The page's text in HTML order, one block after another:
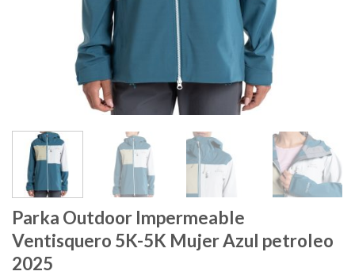
Parka Outdoor Impermeable
Ventisquero 5K-5K Mujer Azul petroleo
2025